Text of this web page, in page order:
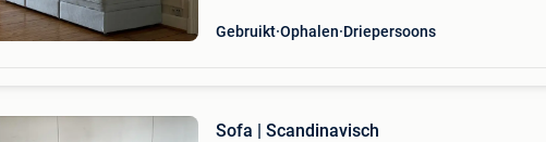
Gebruikt Ophalen Driepersoons
Sofa | Scandinavisch